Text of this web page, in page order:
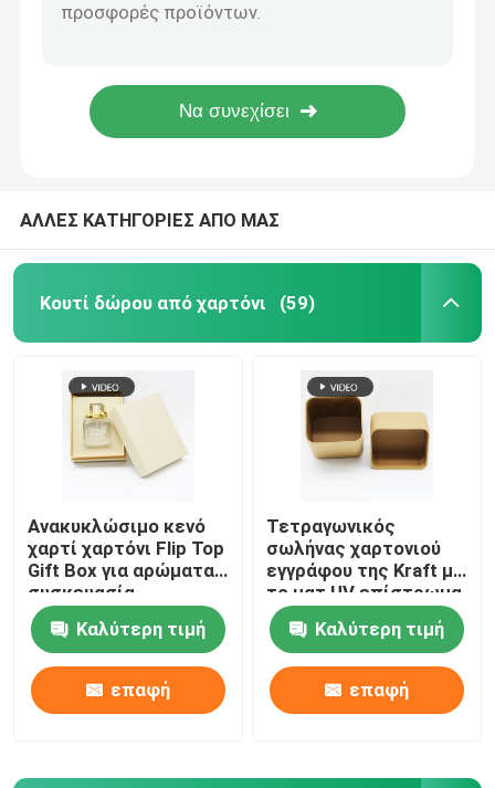
Κουτί συσκευασίας χάρτινου σωλήνα
Πτυσσόμενο κιβώτιο καρτών
Συσκευάζοντας κιβώτιο τσιγάρων
Κουτί συσκευασίας Vape
Ζαρωμένο κουτί από χαρτόνι
Ξύλινα κιβώτια δώρων συνήθειας
Πυρήνας σωλήνων εγγράφου
Μπουκάλι γυαλιού καλλυντικών
ΑΛΛΕΣ ΚΑΤΗΓΟΡΙΕΣ ΑΠΟ ΜΑΣ
Κουτί δώρου από χαρτόνι (59)
Ανακυκλώσιμο κενό
χαρτί χαρτόνι Flip Top
Gift Box για αρώματα
συσκευασία
μπουκαλιών
Καλύτερη τιμή
επαφή
Τετραγωνικός
σωλήνας χαρτονιού
εγγράφου της Kraft με
το ματ UV επίστρωμα
ελασματοποίησης
Καλύτερη τιμή
επαφή